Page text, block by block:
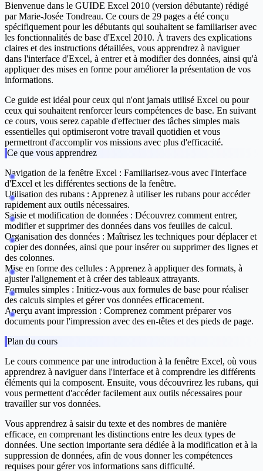
Bienvenue dans le GUIDE Excel 2010 (version débutante) rédigé
parMarie-Josée Tondreau. Ce cours de 29 pages a été conçu
spécifiquement pour les débutants qui souhaitent se familiariser avec
les fonctionnalités de base d'Excel 2010. À travers des explications
claires et des instructions détaillées, vous apprendrez à naviguer
dans l'interface d'Excel, à entrer et à modifier des données, ainsi qu'à
appliquer des mises en forme pour améliorer la présentation de vos
informations.
Ce guide est idéal pour ceux qui n'ont jamais utilisé Excel ou pour
ceux qui souhaitent renforcer leurs compétences de base. En suivant
ce cours, vous serez capable d'effectuer des tâches simples mais
essentielles qui optimiseront votre travail quotidien et vous
permettront d'accomplir vos missions avec plus d'efficacité.
Ce que vous apprendrez
Navigation de la fenêtre Excel : Familiarisez-vous avec l'interface
d'Excel et les différentes sections de la fenêtre.
Utilisation des rubans : Apprenez à utiliser les rubans pour accéder
rapidement aux outils nécessaires.
Saisie et modification de données : Découvrez comment entrer,
modifier et supprimer des données dans vos feuilles de calcul.
Organisation des données : Maîtrisez les techniques pour déplacer et
copier des données, ainsi que pour insérer ou supprimer des lignes et
des colonnes.
Mise en forme des cellules : Apprenez à appliquer des formats, à
ajuster l'alignement et à créer des tableaux attrayants.
Formules simples : Initiez-vous aux formules de base pour réaliser
des calculs simples et gérer vos données efficacement.
Aperçu avant impression : Comprenez comment préparer vos
documents pour l'impression avec des en-têtes et des pieds de page.
Plan du cours
Le cours commence par une introduction à la fenêtre Excel, où vous
apprendrez à naviguer dans l'interface et à comprendre les différents
éléments qui la composent. Ensuite, vous découvrirez les rubans, qui
vous permettent d'accéder facilement aux outils nécessaires pour
travailler sur vos données.
Vous apprendrez à saisir du texte et des nombres de manière
efficace, en comprenant les distinctions entre les deux types de
données. Une section importante sera dédiée à la modification et à la
suppression de données, afin de vous donner les compétences
requises pour gérer vos informations sans difficulté.